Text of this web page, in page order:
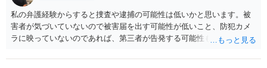
私の弁護経験からすると捜査や逮捕の可能性は低いかと思います。被
害者が気づいていないので被害届を出す可能性が低いこと、防犯カメ
ラに映っていないのであれば、第三者が告発する可能性も低いこと、
座る女性を盗撮(全体像写真1枚と5秒程度の動画)してしまいました。下